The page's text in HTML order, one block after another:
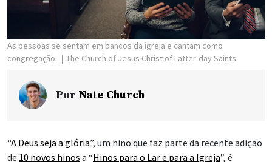
As pessoas se sentam em bancos da igreja e cantam como
congregação.
The Church of Jesus Christ of Latter-day Saints
Por Nate Church
“A Deus seja a glória”, um hino que faz parte da recente adição
de 10 novos hinos a “Hinos para o Lar e para a Igreja”, é